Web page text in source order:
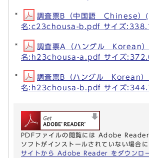
調査票B（中国語 Chinese）(
名:c23chousa-b.pdf サイズ
調査票A（ハングル Korean）
名:h23chousa-a.pdf サイズ
調査票B（ハングル Korean）
名:h23chousa-b.pdf サイズ
PDFファイルの閲覧には Adobe Reader
ソフトがインストールされていない場合に
サイトから Adobe Reader をダウンロ